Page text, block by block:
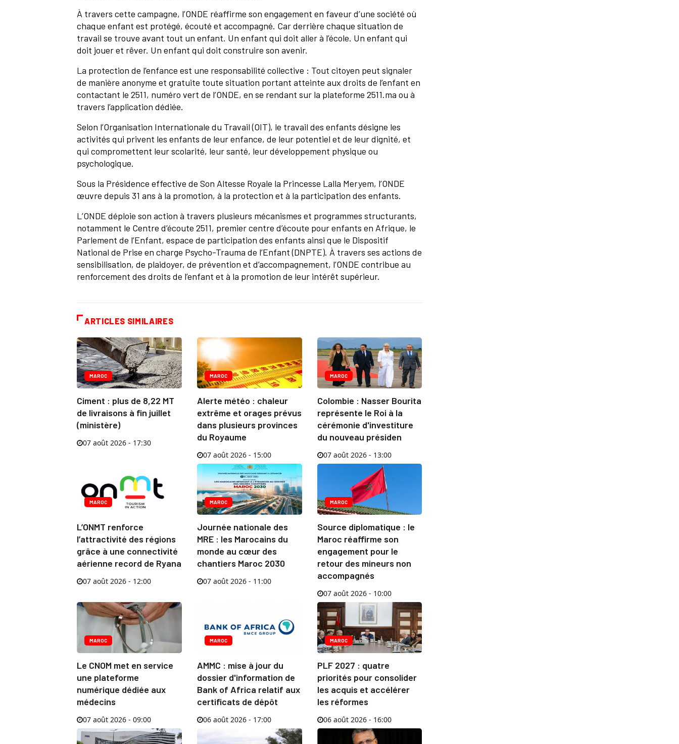
À travers cette campagne, l’ONDE réaffirme son engagement en faveur d’une société où
chaque enfant est protégé, écouté et accompagné. Car derrière chaque situation de
travail se trouve avant tout un enfant. Un enfant qui doit aller à l’école. Un enfant qui
doit jouer et rêver. Un enfant qui doit construire son avenir.
La protection de l’enfance est une responsabilité collective : Tout citoyen peut signaler
de manière anonyme et gratuite toute situation portant atteinte aux droits de l’enfant en
contactant le 2511, numéro vert de l’ONDE, en se rendant sur la plateforme 2511.ma ou à
travers l’application dédiée.
Selon l’Organisation Internationale du Travail (OIT), le travail des enfants désigne les
activités qui privent les enfants de leur enfance, de leur potentiel et de leur dignité, et
qui compromettent leur scolarité, leur santé, leur développement physique ou
psychologique.
Sous la Présidence effective de Son Altesse Royale la Princesse Lalla Meryem, l’ONDE
œuvre depuis 31 ans à la promotion, à la protection et à la participation des enfants.
L’ONDE déploie son action à travers plusieurs mécanismes et programmes structurants,
notamment le Centre d’écoute 2511, premier centre d’écoute pour enfants en Afrique, le
Parlement de l’Enfant, espace de participation des enfants ainsi que le Dispositif
National de Prise en charge Psycho-Trauma de l’Enfant (DNPTE). À travers ses actions de
sensibilisation, de plaidoyer, de prévention et d’accompagnement, l’ONDE contribue au
renforcement des droits de l’enfant et à la promotion de leur intérêt supérieur.
ARTICLES SIMILAIRES
MAROC
Ciment : plus de 8,22 MT
de livraisons à fin juillet
(ministère)
07 août 2026 - 17:30
MAROC
Alerte météo : chaleur
extrême et orages prévus
dans plusieurs provinces
du Royaume
07 août 2026 - 15:00
MAROC
Colombie : Nasser Bourita
représente le Roi à la
cérémonie d'investiture
du nouveau présiden
07 août 2026 - 13:00
MAROC
L’ONMT renforce
l’attractivité des régions
grâce à une connectivité
aérienne record de Ryana
07 août 2026 - 12:00
MAROC
Journée nationale des
MRE : les Marocains du
monde au cœur des
chantiers Maroc 2030
07 août 2026 - 11:00
MAROC
Source diplomatique : le
Maroc réaffirme son
engagement pour le
retour des mineurs non
accompagnés
07 août 2026 - 10:00
MAROC
Le CNOM met en service
une plateforme
numérique dédiée aux
médecins
07 août 2026 - 09:00
MAROC
AMMC : mise à jour du
dossier d'information de
Bank of Africa relatif aux
certificats de dépôt
06 août 2026 - 17:00
MAROC
PLF 2027 : quatre
priorités pour consolider
les acquis et accélérer
les réformes
06 août 2026 - 16:00